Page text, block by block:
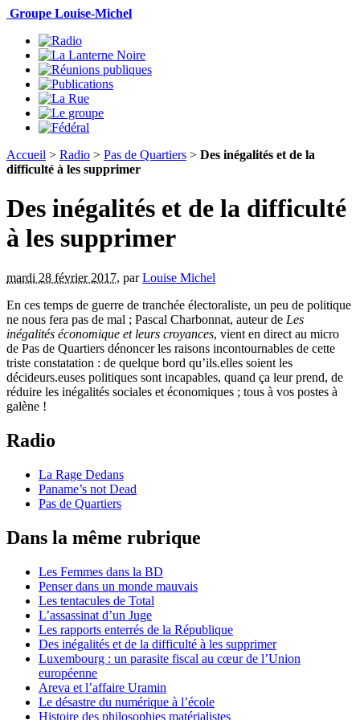
Groupe Louise-Michel
Accueil > Radio > Pas de Quartiers > Des inégalités et de la
difficulté à les supprimer
Des inégalités et de la difficulté
à les supprimer
mardi 28 février 2017, parLouise Michel
En ces temps de guerre de tranchée électoraliste, un peu de politique
ne nous fera pas de mal ; Pascal Charbonnat, auteur de Les
inégalités économique et leurs croyances, vient en direct au micro
de Pas de Quartiers dénoncer les raisons incontournables de cette
triste constatation : de quelque bord qu’ils.elles soient les
décideurs.euses politiques sont incapables, quand ça leur prend, de
réduire les inégalités sociales et économiques ; tous à vos postes à
galène !
Radio
La Rage Dedans
Paname’s not Dead
Pas de Quartiers
Dans la même rubrique
Les Femmes dans la BD
Penser dans un monde mauvais
Les tentacules de Total
L’assassinat d’un Juge
Les rapports enterrés de la République
Des inégalités et de la difficulté à les supprimer
Luxembourg : un parasite fiscal au cœur de l’Union
européenne
Areva et l’affaire Uramin
Le désastre du numérique à l’école
Histoire des philosophies matérialistes